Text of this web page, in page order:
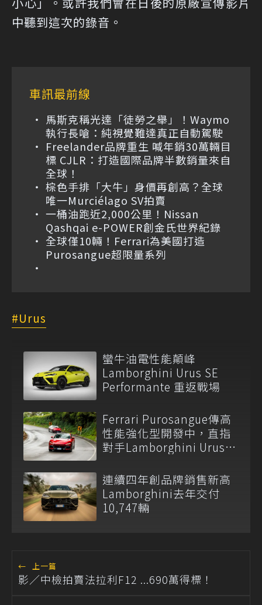
中聽到這次的錄音。
車訊最前線
馬斯克稱光達「徒勞之舉」！Waymo
執行長嗆：純視覺難達真正自動駕駛
Freelander品牌重生 喊年銷30萬輛目
標 CJLR：打造國際品牌半數銷量來自
全球！
棕色手排「大牛」身價再創高？全球
唯一Murciélago SV拍賣
一桶油跑近2,000公里！Nissan
Qashqai e-POWER創金氏世界紀錄
全球僅10輛！Ferrari為美國打造
Purosangue超限量系列
Urus
蠻牛油電性能顛峰
Lamborghini Urus SE
Performante 重返戰場
Ferrari Purosangue傳高
性能強化型開發中，直指
對手Lamborghini Urus
連續四年創品牌銷售新高
Lamborghini去年交付
10,747輛
← 上一篇
影／中檢拍賣法拉利F12 ...690萬得標！